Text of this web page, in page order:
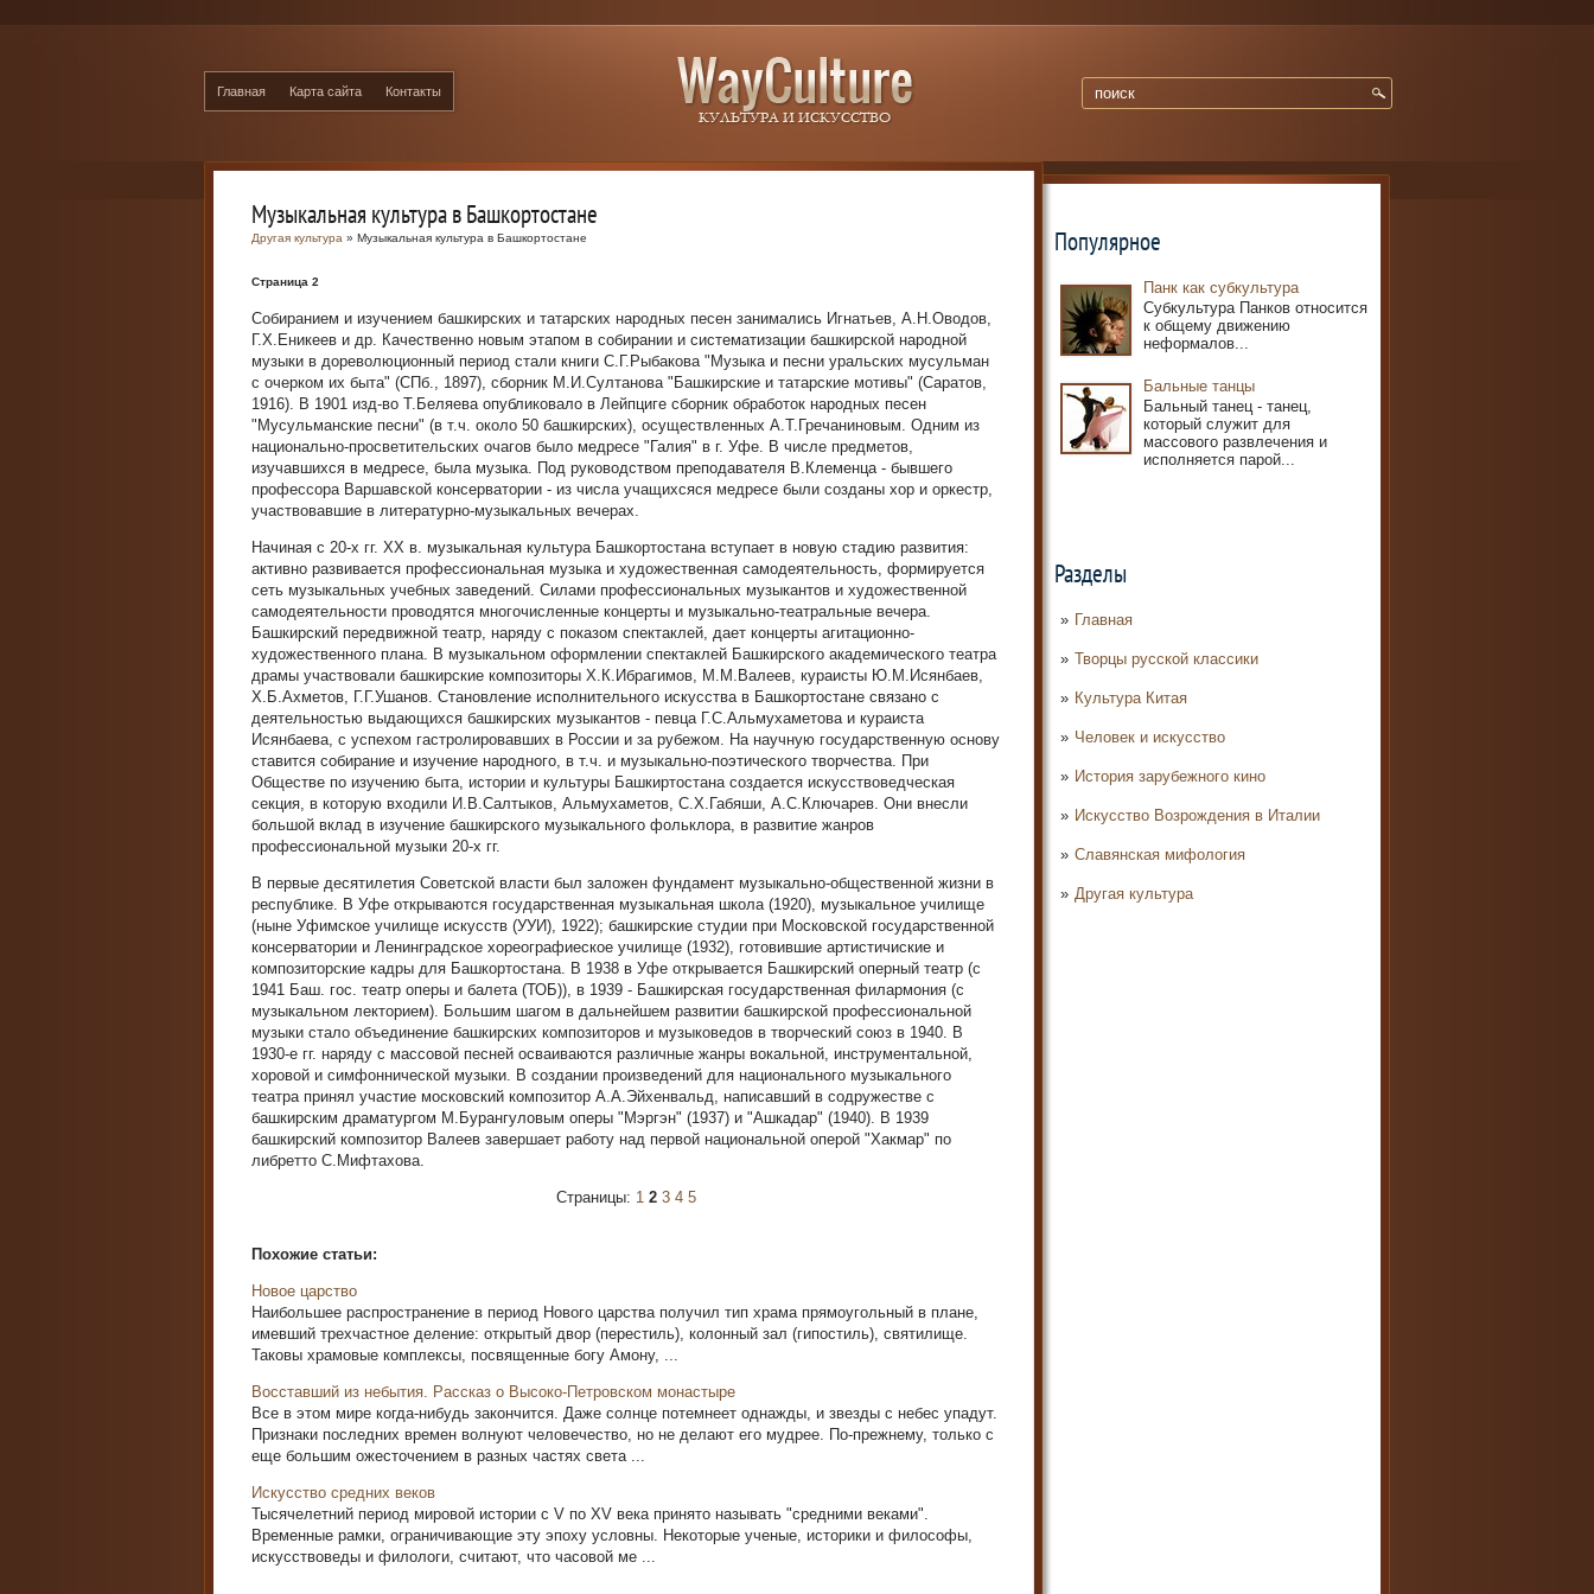
Главная Карта сайта Контакты
Популярное
Панк как субкультура
Субкультура Панков относится
к общему движению
неформалов...
Бальные танцы
Бальный танец - танец,
который служит для
массового развлечения и
исполняется парой...
Разделы
Главная
Творцы русской классики
Культура Китая
Человек и искусство
История зарубежного кино
Искусство Возрождения в Италии
Славянская мифология
Другая культура
Музыкальная культура в Башкортостане
Другая культура » Музыкальная культура в Башкортостане
Страница 2
Собиранием и изучением башкирских и татарских народных песен занимались Игнатьев, А.Н.Оводов,
Г.Х.Еникеев и др. Качественно новым этапом в собирании и систематизации башкирской народной
музыки в дореволюционный период стали книги С.Г.Рыбакова "Музыка и песни уральских мусульман
с очерком их быта" (СПб., 1897), сборник М.И.Султанова "Башкирские и татарские мотивы" (Саратов,
1916). В 1901 изд-во Т.Беляева опубликовало в Лейпциге сборник обработок народных песен
"Мусульманские песни" (в т.ч. около 50 башкирских), осуществленных А.Т.Гречаниновым. Одним из
национально-просветительских очагов было медресе "Галия" в г. Уфе. В числе предметов,
изучавшихся в медресе, была музыка. Под руководством преподавателя В.Клеменца - бывшего
профессора Варшавской консерватории - из числа учащихсяся медресе были созданы хор и оркестр,
участвовавшие в литературно-музыкальных вечерах.
Начиная с 20-х гг. XX в. музыкальная культура Башкортостана вступает в новую стадию развития:
активно развивается профессиональная музыка и художественная самодеятельность, формируется
сеть музыкальных учебных заведений. Силами профессиональных музыкантов и художественной
самодеятельности проводятся многочисленные концерты и музыкально-театральные вечера.
Башкирский передвижной театр, наряду с показом спектаклей, дает концерты агитационно-
художественного плана. В музыкальном оформлении спектаклей Башкирского академического театра
драмы участвовали башкирские композиторы Х.К.Ибрагимов, М.М.Валеев, кураисты Ю.М.Исянбаев,
Х.Б.Ахметов, Г.Г.Ушанов. Становление исполнительного искусства в Башкортостане связано с
деятельностью выдающихся башкирских музыкантов - певца Г.С.Альмухаметова и кураиста
Исянбаева, с успехом гастролировавших в России и за рубежом. На научную государственную основу
ставится собирание и изучение народного, в т.ч. и музыкально-поэтического творчества. При
Обществе по изучению быта, истории и культуры Башкиртостана создается искусствоведческая
секция, в которую входили И.В.Салтыков, Альмухаметов, С.Х.Габяши, А.С.Ключарев. Они внесли
большой вклад в изучение башкирского музыкального фольклора, в развитие жанров
профессиональной музыки 20-х гг.
В первые десятилетия Советской власти был заложен фундамент музыкально-общественной жизни в
республике. В Уфе открываются государственная музыкальная школа (1920), музыкальное училище
(ныне Уфимское училище искусств (УУИ), 1922); башкирские студии при Московской государственной
консерватории и Ленинградское хореографиеское училище (1932), готовившие артистичиские и
композиторские кадры для Башкортостана. В 1938 в Уфе открывается Башкирский оперный театр (с
1941 Баш. гос. театр оперы и балета (ТОБ)), в 1939 - Башкирская государственная филармония (с
музыкальном лекторием). Большим шагом в дальнейшем развитии башкирской профессиональной
музыки стало объединение башкирских композиторов и музыковедов в творческий союз в 1940. В
1930-е гг. наряду с массовой песней осваиваются различные жанры вокальной, инструментальной,
хоровой и симфоннической музыки. В создании произведений для национального музыкального
театра принял участие московский композитор А.А.Эйхенвальд, написавший в содружестве с
башкирским драматургом М.Бурангуловым оперы "Мэргэн" (1937) и "Ашкадар" (1940). В 1939
башкирский композитор Валеев завершает работу над первой национальной оперой "Хакмар" по
либретто С.Мифтахова.
Страницы: 1 2 3 4 5
Похожие статьи:
Новое царство
Наибольшее распространение в период Нового царства получил тип храма прямоугольный в пла­не,
имевший трехчастное деление: открытый двор (пере­стиль), колонный зал (гипостиль), святилище.
Таковы храмовые комплексы, посвященные богу Амону, ...
Восставший из небытия. Рассказ о Высоко-Петровском монастыре
Все в этом мире когда-нибудь закончится. Даже солнце потемнеет однажды, и звезды с небес упадут.
Признаки последних времен волнуют человечество, но не делают его мудрее. По-прежнему, только с
еще большим ожесточением в разных частях света ...
Искусство средних веков
Тысячелетний период мировой истории с V по XV ве­ка принято называть "средними веками".
Временные рамки, ограничивающие эту эпоху условны. Некоторые ученые, историки и философы,
искусствоведы и фило­логи, считают, что часовой ме ...